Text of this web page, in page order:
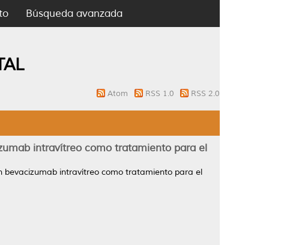
Búsqueda avanzada
Atom RSS 1.0 RSS 2.0
intravítreo como tratamiento para el
bevacizumab intravítreo como tratamiento para el